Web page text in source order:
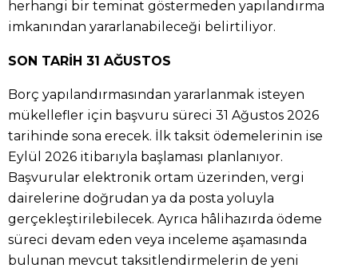
herhangi bir teminat göstermeden yapılandırma
imkanından yararlanabileceği belirtiliyor.
SON TARİH 31 AĞUSTOS
Borç yapılandırmasından yararlanmak isteyen
mükellefler için başvuru süreci 31 Ağustos 2026
tarihinde sona erecek. İlk taksit ödemelerinin ise
Eylül 2026 itibarıyla başlaması planlanıyor.
Başvurular elektronik ortam üzerinden, vergi
dairelerine doğrudan ya da posta yoluyla
gerçekleştirilebilecek. Ayrıca hâlihazırda ödeme
süreci devam eden veya inceleme aşamasında
bulunan mevcut taksitlendirmelerin de yeni